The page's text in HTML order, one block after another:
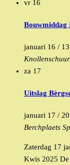
vr 16
Bouwmiddag
januari 16 /
Knollenschuur
za 17
Uitslag
januari 17 /
Berchplaets
Zaterdag 17
Kwis 2025